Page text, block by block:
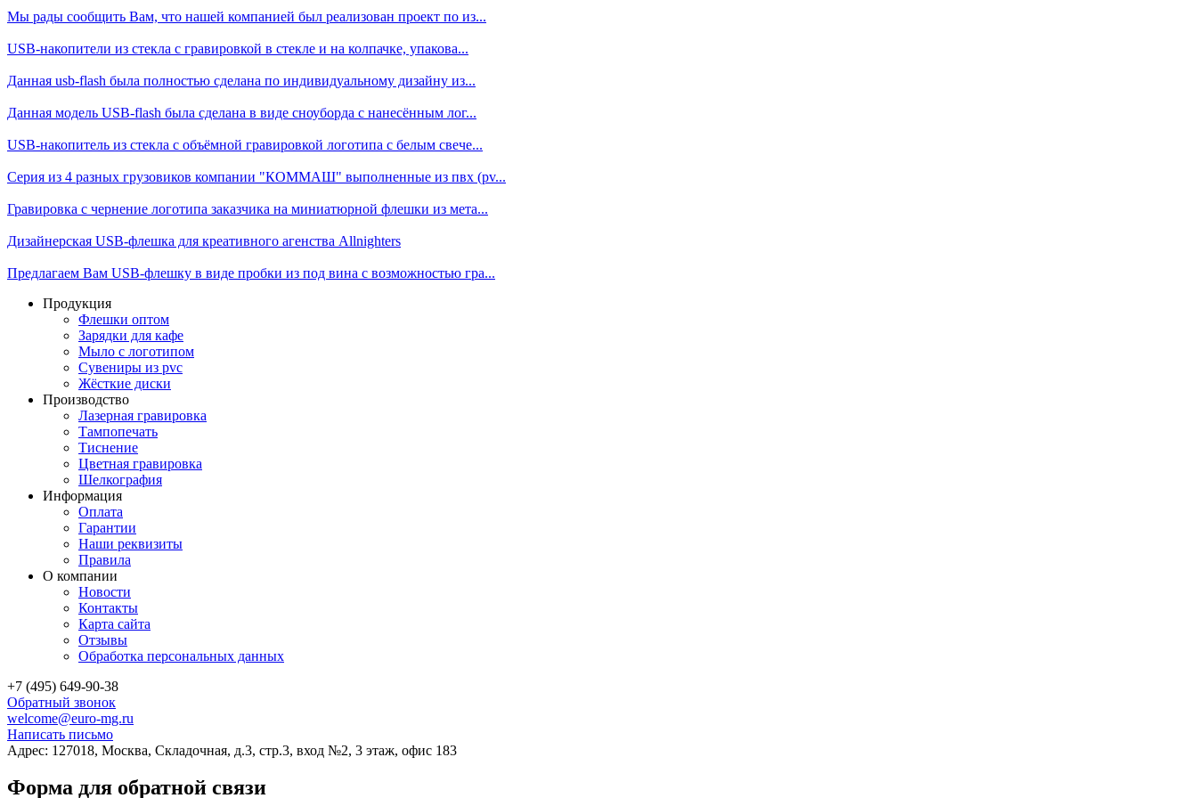
Мы рады сообщить Вам, что нашей компанией был реализован проект по из...
USB-накопители из стекла с гравировкой в стекле и на колпачке, упакова...
Данная usb-flash была полностью сделана по индивидуальному дизайну из...
Данная модель USB-flash была сделана в виде сноуборда с нанесённым лог...
USB-накопитель из стекла с объёмной гравировкой логотипа с белым свече...
Серия из 4 разных грузовиков компании "КОММАШ" выполненные из пвх (pv...
Гравировка с чернение логотипа заказчика на миниатюрной флешки из мета...
Дизайнерская USB-флешка для креативного агенства Allnighters
Предлагаем Вам USB-флешку в виде пробки из под вина с возможностью гра...
Продукция
Флешки оптом
Зарядки для кафе
Мыло с логотипом
Сувениры из pvc
Жёсткие диски
Производство
Лазерная гравировка
Тампопечать
Тиснение
Цветная гравировка
Шелкография
Информация
Оплата
Гарантии
Наши реквизиты
Правила
О компании
Новости
Контакты
Карта сайта
Отзывы
Обработка персональных данных
+7 (495) 649-90-38
Обратный звонок
welcome@euro-mg.ru
Написать письмо
Адрес: 127018, Москва, Складочная, д.3, стр.3, вход №2, 3 этаж, офис 183
Форма для обратной связи